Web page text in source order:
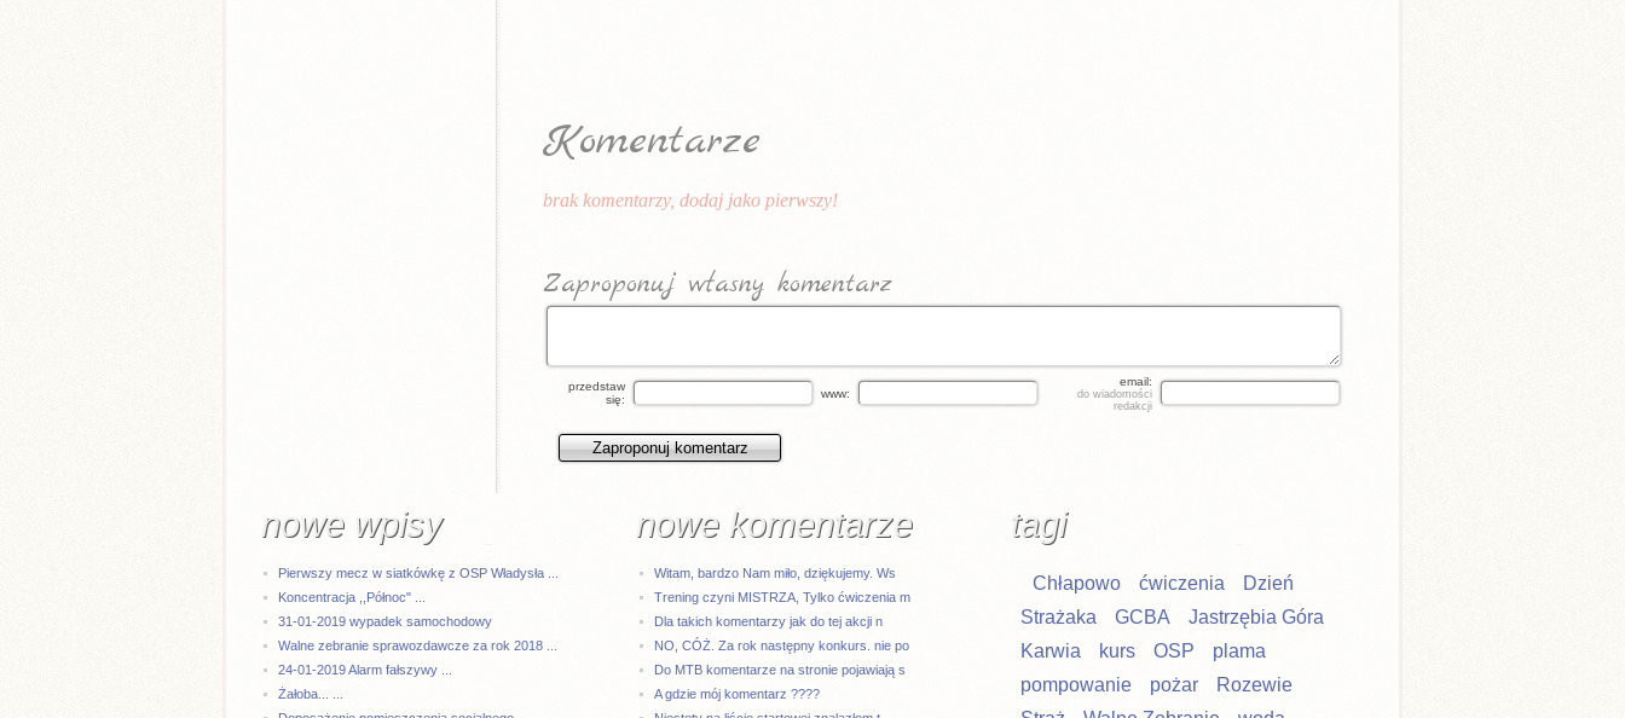
Komentarze
brak komentarzy, dodaj jako pierwszy!
Zaproponuj własny komentarz
przedstaw
się:
www:
email:
do wiadomości
redakcji
nowe wpisy
Pierwszy mecz w siatkówkę z OSP Władysła ...
Koncentracja ,,Północ" ...
31-01-2019 wypadek samochodowy
Walne zebranie sprawozdawcze za rok 2018 ...
24-01-2019 Alarm fałszywy ...
Żałoba... ...
nowe komentarze
Witam, bardzo Nam miło, dziękujemy. Ws
Trening czyni MISTRZA, Tylko ćwiczenia m
Dla takich komentarzy jak do tej akcji n
NO, CÓŻ. Za rok następny konkurs. nie po
Do MTB komentarze na stronie pojawiają s
A gdzie mój komentarz ????
tagi
Chłapowo ćwiczenia
Dzień
Strażaka
GCBA
Jastrzębia Góra
Karwia
kurs OSP
plama
pompowanie
pożar
Rozewie